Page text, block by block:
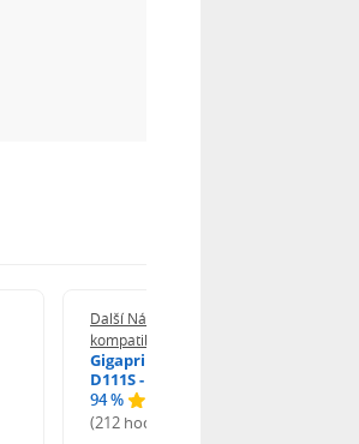
Další Náplně a tonery -
kompatibilní
Gigaprint Samsung MLT-
D111S - kompatibilní
94 %
(212 hodnocení)